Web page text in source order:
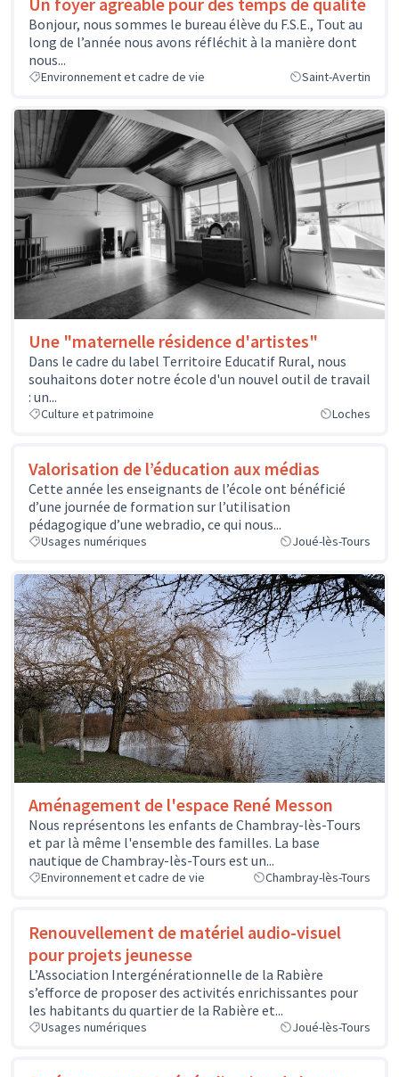
Bonjour, nous sommes le bureau élève du F.S.E., Tout au
long de l’année nous avons réfléchit à la manière dont
nous...
Environnement et cadre de vie Saint-Avertin
Une "maternelle résidence d'artistes"
Dans le cadre du label Territoire Educatif Rural, nous
souhaitons doter notre école d'un nouvel outil de travail
: un...
Culture et patrimoine Loches
Valorisation de l’éducation aux médias
Cette année les enseignants de l’école ont bénéficié
d’une journée de formation sur l’utilisation
pédagogique d’une webradio, ce qui nous...
Usages numériques Joué-lès-Tours
Aménagement de l'espace René Messon
Nous représentons les enfants de Chambray-lès-Tours
et par là même l'ensemble des familles. La base
nautique de Chambray-lès-Tours est un...
Environnement et cadre de vie Chambray-lès-Tours
Renouvellement de matériel audio-visuel
pour projets jeunesse
L’Association Intergénérationnelle de la Rabière
s’efforce de proposer des activités enrichissantes pour
les habitants du quartier de la Rabière et...
Usages numériques Joué-lès-Tours